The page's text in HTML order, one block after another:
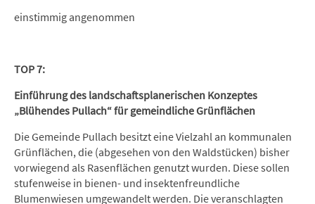
einstimmig angenommen
TOP 7:
Einführung des landschaftsplanerischen Konzeptes
„Blühendes Pullach“ für gemeindliche Grünflächen
Die Gemeinde Pullach besitzt eine Vielzahl an kommunalen
Grünflächen, die (abgesehen von den Waldstücken) bisher
vorwiegend als Rasenflächen genutzt wurden. Diese sollen
stufenweise in bienen- und insektenfreundliche
Blumenwiesen umgewandelt werden. Die veranschlagten